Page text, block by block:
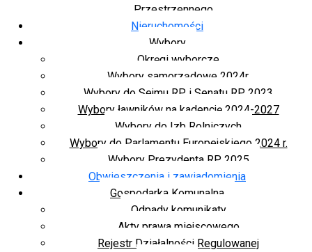
Przestrzennego
Nieruchomości
Wybory
Okręgi wyborcze
Wybory samorządowe 2024r.
Wybory do Sejmu RP i Senatu RP 2023
Wybory ławników na kadencję 2024-2027
Wybory do Izb Rolniczych
Wybory do Parlamentu Europejskiego 2024 r.
Wybory Prezydenta RP 2025
Obwieszczenia i zawiadomienia
Gospodarka Komunalna
Odpady komunikaty
Akty prawa miejscowego
Rejestr Działalności Regulowanej